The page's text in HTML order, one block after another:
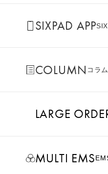
SIXPAD APP
COLUMN コラム
LARGE
MULTI EMS